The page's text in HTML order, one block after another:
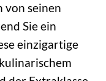
von seinen
Sie ein
einzigartige